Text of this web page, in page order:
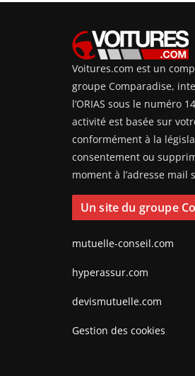
Voitures.com est un
groupe Comparadise,
l’ORIAS sous le numéro
activité est basée sur
conformément à la
consentement ou
moment à l’adresse mail
Un site du groupe
mutuelle-conseil.com
hyperassur.com
devismutuelle.com
Gestion des cookies